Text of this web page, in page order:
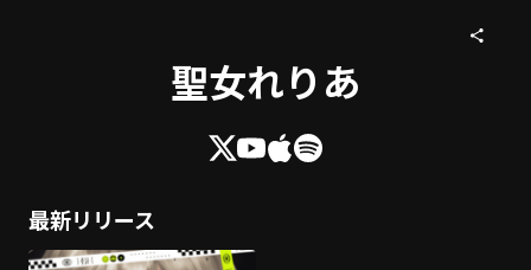
聖女れりあ
最新リリース